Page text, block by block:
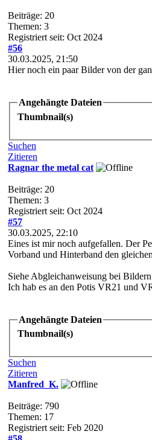
Beiträge: 20
Themen: 3
Registriert seit: Oct 2024
#56
30.03.2025, 21:50
Hier noch ein paar Bilder von der
Angehängte Dateien
Thumbnail(s)
Suchen
Zitieren
Ragnar the metal cat
Beiträge: 20
Themen: 3
Registriert seit: Oct 2024
#57
30.03.2025, 22:10
Eines ist mir noch aufgefallen. Der
Vorband und Hinterband den
Siehe Abgleichanweisung bei
Ich hab es an den Potis VR21 und
Angehängte Dateien
Thumbnail(s)
Suchen
Zitieren
Manfred_K.
Beiträge: 790
Themen: 17
Registriert seit: Feb 2020